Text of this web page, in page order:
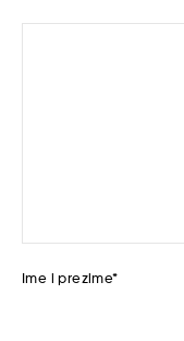
Ime i prezime*